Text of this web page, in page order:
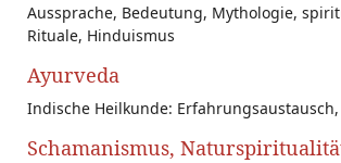
Aussprache, Bedeutung, Mythologie,
Rituale, Hinduismus
Ayurveda
Indische Heilkunde: Erfahrungsaustausch,
Schamanismus,